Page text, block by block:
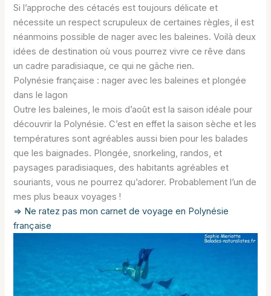
Si l’approche des cétacés est toujours délicate et
nécessite un respect scrupuleux de certaines règles, il est
néanmoins possible de nager avec les baleines. Voilà deux
idées de destination où vous pourrez vivre ce rêve dans
un cadre paradisiaque, ce qui ne gâche rien.
Polynésie française : nager avec les baleines et plongée
dans le lagon
Outre les baleines, le mois d’août est la saison idéale pour
découvrir la Polynésie. C’est en effet la saison sèche et les
températures sont agréables aussi bien pour les balades
que les baignades. Plongée, snorkeling, randos, et
paysages paradisiaques, des habitants agréables et
souriants, vous ne pourrez qu’adorer. Probablement l’un de
mes plus beaux voyages !
=> Ne ratez pas mon carnet de voyage en Polynésie
française